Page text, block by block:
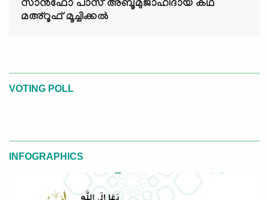
സാൻഫോ പാസ് അബൂമുജാഹിദായ കഥ
മഅ്റൂഫ് മൂച്ചിക്കല്‍
VOTING POLL
INFOGRAPHICS